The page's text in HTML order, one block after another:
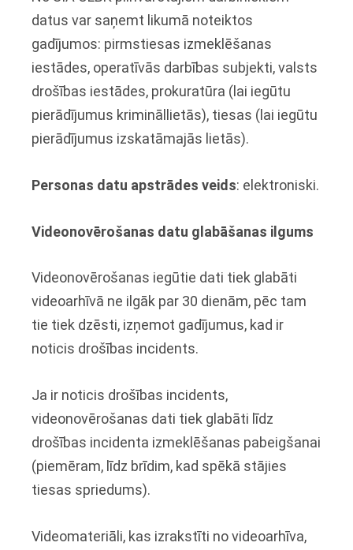
datus var saņemt likumā noteiktos
gadījumos: pirmstiesas izmeklēšanas
iestādes, operatīvās darbības subjekti, valsts
drošības iestādes, prokuratūra (lai iegūtu
pierādījumus krimināllietās), tiesas (lai iegūtu
pierādījumus izskatāmajās lietās).
Personas datu apstrādes veids: elektroniski.
Videonovērošanas datu glabāšanas ilgums
Videonovērošanas iegūtie dati tiek glabāti
videoarhīvā ne ilgāk par 30 dienām, pēc tam
tie tiek dzēsti, izņemot gadījumus, kad ir
noticis drošības incidents.
Ja ir noticis drošības incidents,
videonovērošanas dati tiek glabāti līdz
drošības incidenta izmeklēšanas pabeigšanai
(piemēram, līdz brīdim, kad spēkā stājies
tiesas spriedums).
Videomateriāli, kas izrakstīti no videoarhīva,